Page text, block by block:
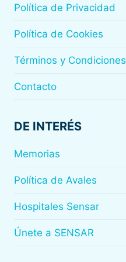
Política de Privacidad
Política de Cookies
Términos y Condiciones
Contacto
DE INTERÉS
Memorias
Política de Avales
Hospitales Sensar
Únete a SENSAR